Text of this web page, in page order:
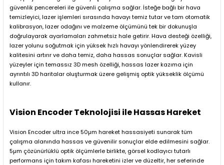
güvenlik pencereleri ile güvenli çalışma sağlar. İsteğe bağlı bir hava
temizleyici, lazer işlemleri sırasında havayı temiz tutar ve tam otomatik
kalibrasyon, lazer odağını ve malzeme ölçümünü tek bir dokunuşla
doğrulayarak ayarlamaları zahmetsiz hale getirir. Hava desteği özelliği,
lazer yolunu soğutmak için yüksek hızlı havayı yönlendirerek yüzey
kalitesini artırır ve daha temiz, daha hassas sonuçlar sağlar. Kavisli
yüzeyler için temassız 3D mesh özelliği, hassas lazer kazıma için
ayrıntılı 3D haritalar oluşturmak üzere gelişmiş optik yükseklik ölçümü
kullanır.
Vision Encoder Teknolojisi ile Hassas Hareket
Vision Encoder ultra ince 50µm hareket hassasiyeti sunarak tüm
çalışma alanında hassas ve güvenilir sonuçlar elde edilmesini sağlar.
5µm çözünürlüklü optik ölçümlerle birlikte, görsel kodlayıcı tutarlı
performans için takım kafası hareketini izler ve düzeltir, her seferinde